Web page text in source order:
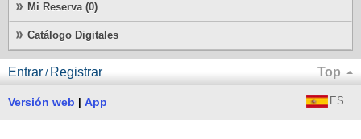
Mi Reserva (0)
Catálogo Digitales
Entrar / Registrar Top
Versión web App ES